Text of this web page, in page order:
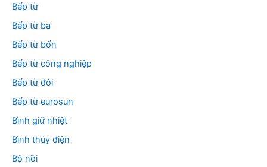
Bếp từ
Bếp từ ba
Bếp từ bốn
Bếp từ công nghiệp
Bếp từ đôi
Bếp từ eurosun
Bình giữ nhiệt
Bình thủy điện
Bộ nồi